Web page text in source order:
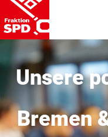
Unsere
Bremen